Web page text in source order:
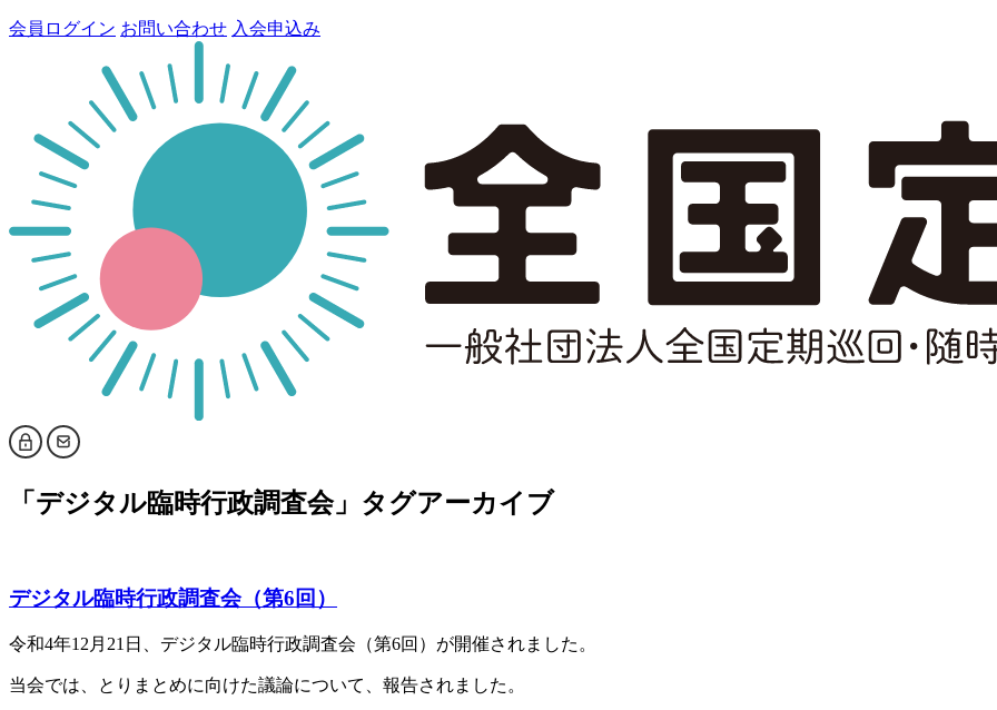
会員ログイン お問い合わせ 入会申込み
「 デジタル臨時行政調査会」タグアーカイブ
デジタル臨時行政調査会（第6回）
令和4年12月21日、デジタル臨時行政調査会（第6回）が開催されました。
当会では、 とりまとめに向けた議論について 、 報告されました。